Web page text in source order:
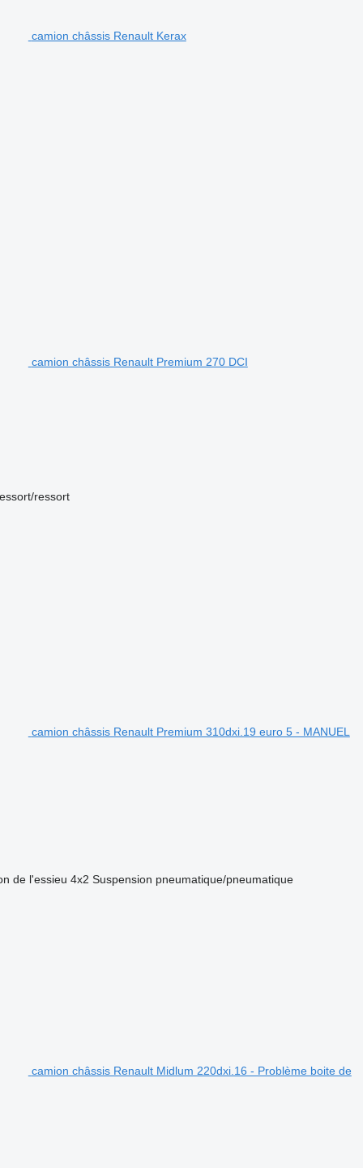
camion châssis Renault Kerax
camion châssis Renault Premium 270 DCI
ressort
camion châssis Renault Premium 310dxi.19 euro 5 - MANUEL
de l'essieu 4x2 Suspension pneumatique/pneumatique
camion châssis Renault Midlum 220dxi.16 - Problème boite de